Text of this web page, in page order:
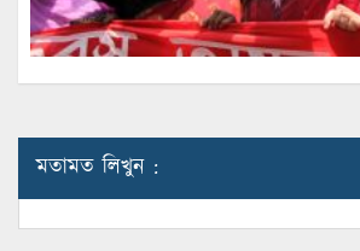
মতামত লিখুন :